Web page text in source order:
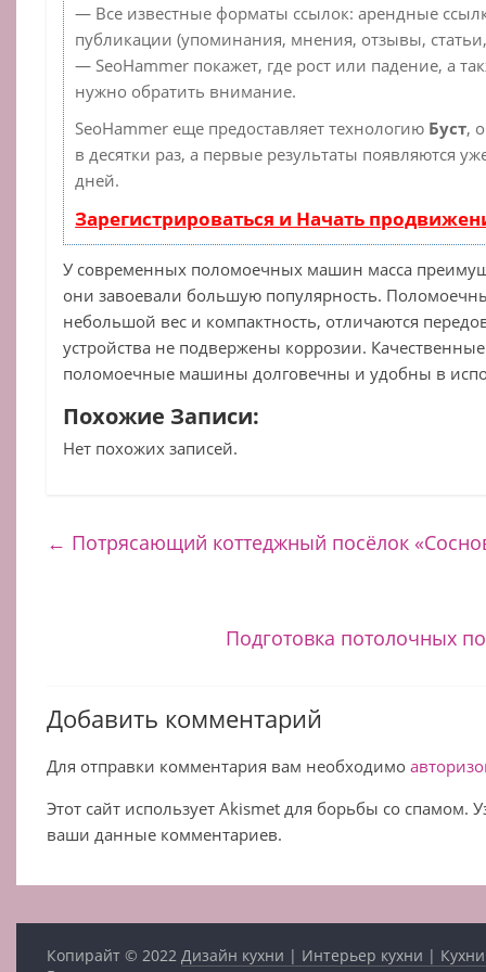
— Все известные форматы ссылок: арендные
публикации (упоминания, мнения, отзывы,
— SeoHammer покажет, где рост или падение, а
нужно обратить внимание.
SeoHammer еще предоставляет технологию Буст,
в десятки раз, а первые результаты появляются
дней.
Зарегистрироваться и Начать
У современных поломоечных машин масса
они завоевали большую популярность.
небольшой вес и компактность, отличаются
устройства не подвержены коррозии.
поломоечные машины долговечны и удобны в
Похожие Записи:
Нет похожих записей.
← Потрясающий коттеджный посёлок
Подготовка потолочных
Добавить комментарий
Для отправки комментария вам необходимо
Этот сайт использует Akismet для борьбы со спамом.
ваши данные комментариев.
Копирайт © 2022 Дизайн кухни | Интерьер кухни |